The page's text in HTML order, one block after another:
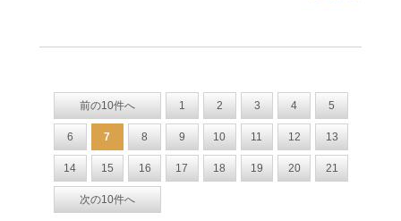
前の10件へ 1 2 3 4 5
6 7 8 9 10 11 12 13
14 15 16 17 18 19 20 21
次の10件へ